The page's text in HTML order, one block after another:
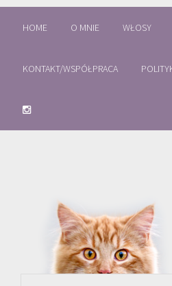
HOME O MNIE WŁOSY
KONTAKT/WSPÓŁPRACA